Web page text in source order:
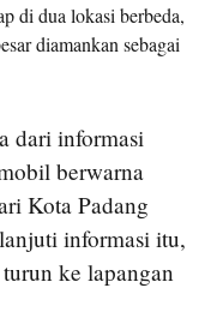
di dua lokasi berbeda,
diamankan sebagai
dari informasi
berwarna
Kota Padang
informasi itu,
ke lapangan